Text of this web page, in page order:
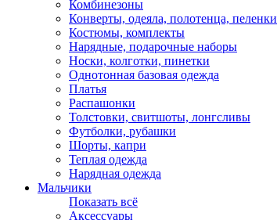
Комбинезоны
Конверты, одеяла, полотенца, пеленки
Костюмы, комплекты
Нарядные, подарочные наборы
Носки, колготки, пинетки
Однотонная базовая одежда
Платья
Распашонки
Толстовки, свитшоты, лонгсливы
Футболки, рубашки
Шорты, капри
Теплая одежда
Нарядная одежда
Мальчики
Показать всё
Аксессуары